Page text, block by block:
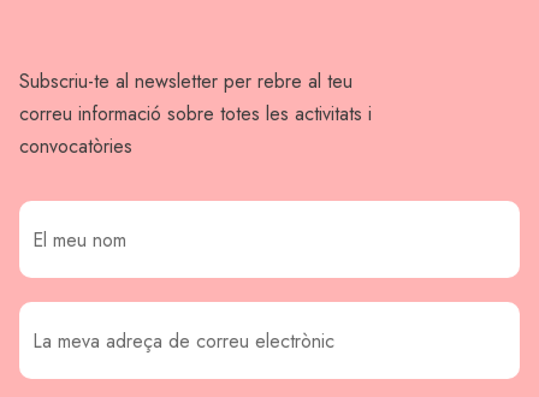
Subscriu-te al newsletter per rebre al teu
correu informació sobre totes les activitats i
convocatòries